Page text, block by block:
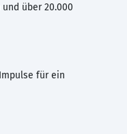
über 20.000
für ein